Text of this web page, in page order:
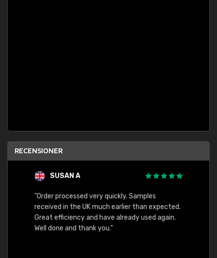
RECENSIONER
SUSAN A
"Order processed very quickly. Samples
received in the UK much earlier than expected.
Great efficiency and have already used again.
Well done and thank you."